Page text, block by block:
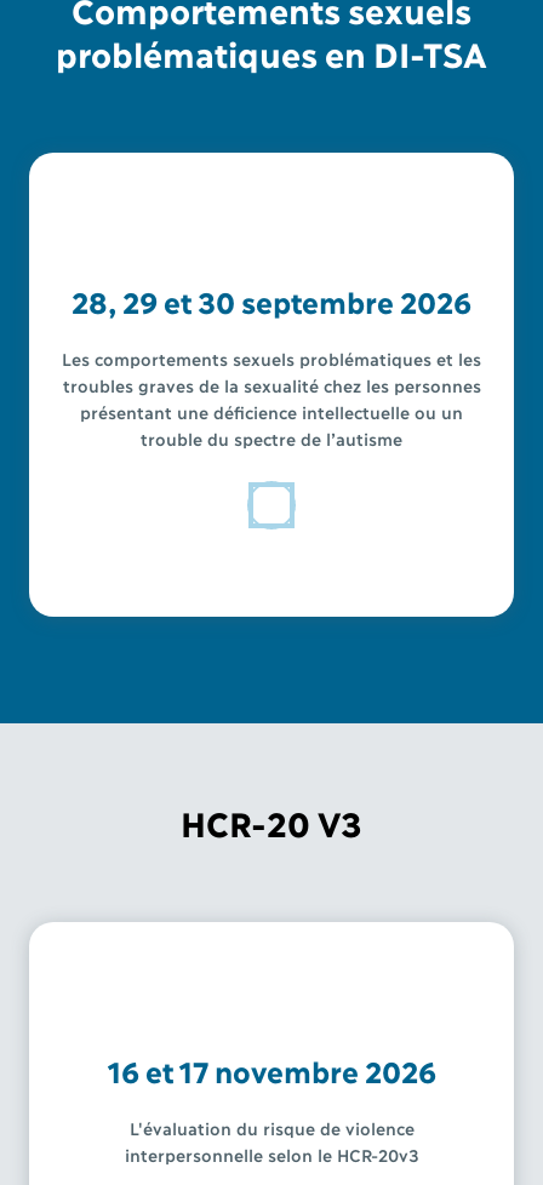
Comportements sexuels
problématiques en DI-TSA
28, 29 et 30 septembre 2026
Les comportements sexuels problématiques et les
troubles graves de la sexualité chez les personnes
présentant une déficience intellectuelle ou un
trouble du spectre de l’autisme
HCR-20 V3
16 et 17 novembre 2026
L'évaluation du risque de violence
interpersonnelle selon le HCR-20v3